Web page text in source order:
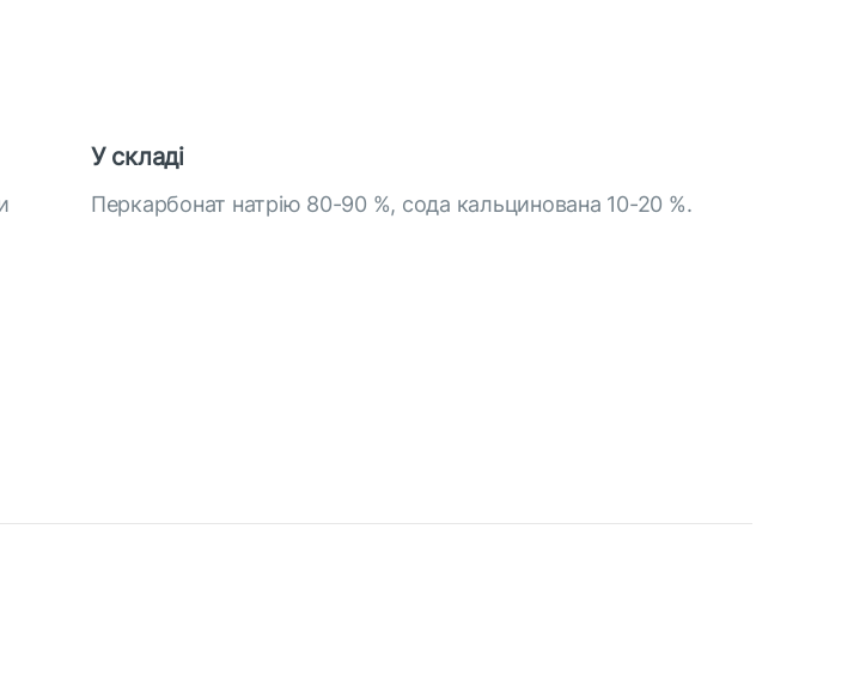
У складі
Перкарбонат натрію 80-90 %, сода кальцинована 10-20 %.